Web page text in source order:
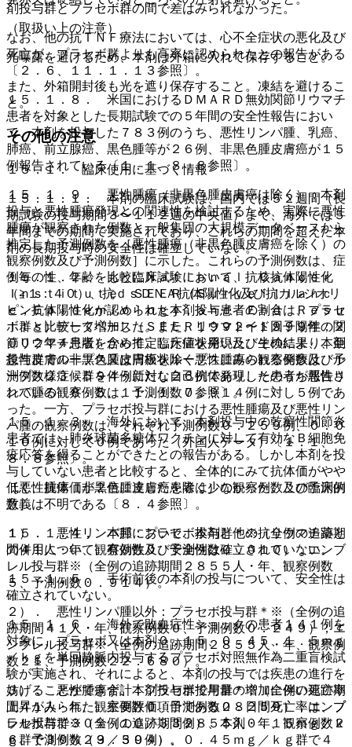
剤投与群とプラセボ群の間で差はみられなかった。
なお、他の抗ＴＮＦ療法においては、心不全症状の悪化及び
死亡が、プラセボ群よりも高率に認められたとの報告がある
〔２．６、１１．１．１３参照〕。
１５．１．８． 米国におけるＤＭＡＲＤ無効関節リウマチ
患者を対象とした長期試験での５年間の安全性報告におい
て、本剤を投与した７８３例のうち、悪性リンパ腫、乳癌、
肺癌、前立腺癌、黒色腫等が２６例、非黒色腫皮膚癌が１５
例報告されている〔１．１、８．８参照〕。
１５．１．９． 悪性腫瘍（非黒色腫皮膚癌は除く）：本剤
投与と悪性腫瘍発現との関連性を検討するため、実際に悪性
腫瘍が観察された例数と一般集団の大規模データベースから
推定した予測例数を［悪性腫瘍（非黒色腫皮膚癌を除く）の
観察例数及び予測例数］に示した。これらの予測例数は、症
例毎の性、年齢をもとにＮａｔｉｏｎａｌ Ｃａｎｃｅｒ
Ｉｎｓｔｉｔｕｔｅ ＳＥＥＲ（Ｓｕｒｖｅｉｌｌａｎｃ
ｅ，Ｅｐｉｄｅｍｉｏｌｏｇｙ，ａｎｄ Ｅｎｄ Ｒｅｓｕ
ｌｔｓ）データベース（ＳＥＥＲ１９９２〜１９９９年；２
００２年４月版）から推定した値を用いた。その結果、本剤
投与群での非黒色腫皮膚癌を除く悪性腫瘍の観察例数は、予
測例数２３．５９４例に対し２６例であり、そのうち悪性リ
ンパ腫の観察例数は、予測例数０．９１４例に対し５例であ
った。一方、プラセボ投与群における悪性腫瘍及び悪性リン
パ腫の観察例数は、それぞれ予測例数０．２５９例、０．０
１０例に対して０例であった（外国人データ）〔１．１、
８．８参照〕。
［悪性腫瘍（非黒色腫皮膚癌を除く）の観察例数及び予測例
数］
１）． 悪性リンパ腫：プラセボ投与群＊※（全例の追跡期
間４１人・年、観察例数０、予測例数０．０１０）；エンブ
レル投与群※（全例の追跡期間２８５５人・年、観察例数
５、予測例数０．９１４）。
２）． 悪性リンパ腫以外：プラセボ投与群＊※（全例の追
跡期間４１人・年、観察例数０、予測例数０．２４９）；エ
ンブレル投与群※（全例の追跡期間２８５５人・年、観察例
数２１、予測例数２２．６８０）。
３）． 悪性腫瘍合計：プラセボ投与群＊※（全例の追跡期
間４１人・年、観察例数０、予測例数０．２５９）；エンブ
レル投与群※（全例の追跡期間２８５５人・年、観察例数２
６、予測例数２３．５９４）。
（取扱い上の注意）
光曝露を避けるため、本剤は外箱に入れて保存すること。
また、外箱開封後も光を遮り保存すること。凍結を避けるこ
と。
その他の注意
１５．１． 臨床使用に基づく情報
１５．１．１． 本剤の臨床試験は、国内では５２週間（長
期試験の投与期間３〜１１２週の中央値）まで、海外では５
年間までの期間で実施されており、これらの期間を超えた本
剤の長期投与時の安全性は確立していない。
１５．１．２． 比較臨床試験において、抗核抗体陽性化
（≧１：４０）、抗ｄｓＤＮＡ抗体陽性化及び抗カルジオリ
ピン抗体陽性化が認められた本剤投与患者の割合は、プラセ
ボ群と比較して増加した。また、リウマトイド因子陽性の関
節リウマチ患者を含めて、臨床症状発現及び生検により、亜
急性皮膚ループス又は円板状ループスにみられる発疹及びル
ープス様症候群を伴う新たな自己抗体発現した患者が報告さ
れている〔８．５、１１．１．７参照〕。
１５．１．３． 海外において、本剤投与中の乾癬性関節炎
患者では、肺炎球菌多糖体ワクチンに対して有効なＢ細胞免
疫応答を得ることができたとの報告がある。しかし本剤を投
与していない患者と比較すると、全体的にみて抗体価がやや
低く、抗体価が２倍に達した患者は少なかった。この臨床的
意義は不明である〔８．４参照〕。
１５．１．４． 本邦において、本剤と他の抗リウマチ薬と
の併用について、有効性及び安全性は確立されていない。
１５．１．５． 手術前後の本剤の投与について、安全性は
確立されていない。
１５．１．６． 海外で敗血症性ショックの患者１４１例を
対象に、プラセボ又は本剤０．１５、０．４５、１．５ｍｇ
／ｋｇを単回静脈内投与するプラセボ対照無作為二重盲検試
験が実施され、それによると、本剤の投与では疾患の進行を
妨げることができず、本剤投与群で用量の増加に伴い死亡率
上昇がみられた。主要評価項目である２８日間死亡率は、プ
ラセボ群で３０％（１０／３３例）、本剤０．１５ｍｇ／ｋ
ｇ群で３０％（９／３０例）、０．４５ｍｇ／ｋｇ群で４